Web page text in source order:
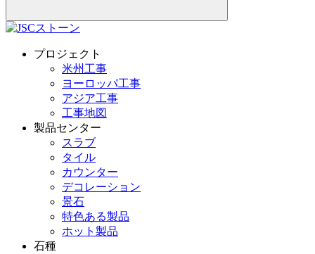
プロジェクト
米州工事
ヨーロッパ工事
アジア工事
工事地図
製品センター
スラブ
タイル
カウンター
デコレーション
景石
特色ある製品
ホット製品
石種